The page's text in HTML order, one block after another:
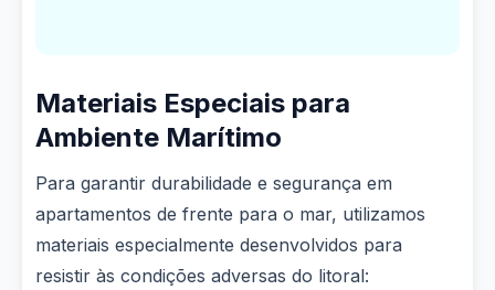
Materiais Especiais para
Ambiente Marítimo
Para garantir durabilidade e segurança em
apartamentos de frente para o mar, utilizamos
materiais especialmente desenvolvidos para
resistir às condições adversas do litoral: